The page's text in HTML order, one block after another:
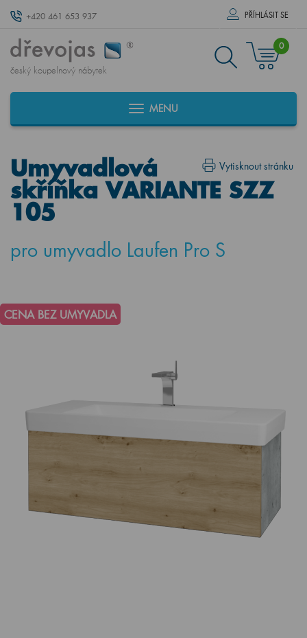
+420 461 653 937 PŘÍHLÁSIT SE
český koupelnový nábytek
0
MENU
Vytisknout stránku
Umyvadlová
skříňka VARIANTE SZZ
105
pro umyvadlo Laufen Pro S
CENA BEZ UMYVADLA